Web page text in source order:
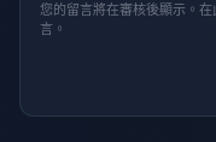
您的留言將在審核後顯示。
言。